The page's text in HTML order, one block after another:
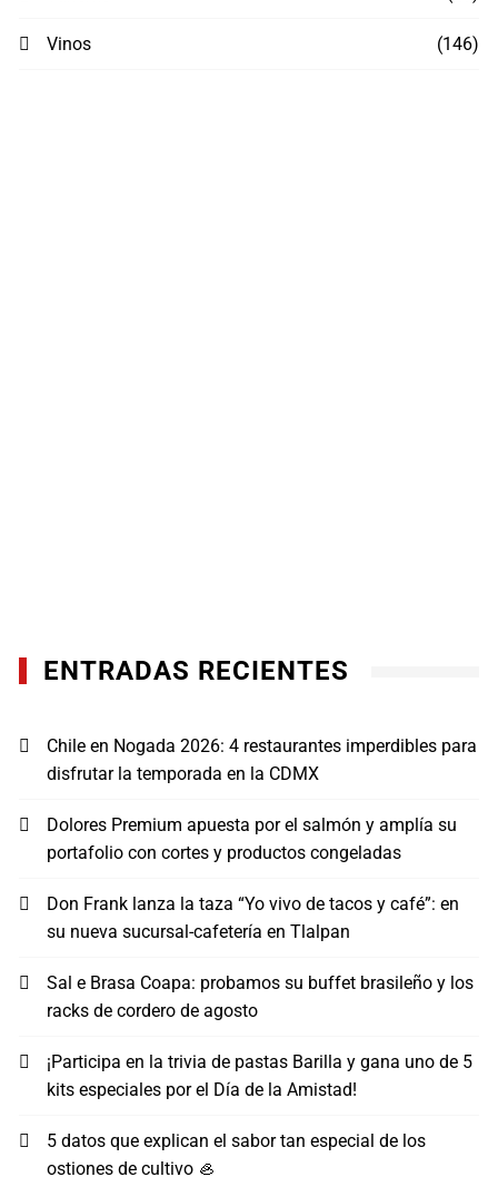
Vinos (146)
ENTRADAS RECIENTES
Chile en Nogada 2026: 4 restaurantes imperdibles para
disfrutar la temporada en la CDMX
Dolores Premium apuesta por el salmón y amplía su
portafolio con cortes y productos congeladas
Don Frank lanza la taza “Yo vivo de tacos y café”: en
su nueva sucursal-cafetería en Tlalpan
Sal e Brasa Coapa: probamos su buffet brasileño y los
racks de cordero de agosto
¡Participa en la trivia de pastas Barilla y gana uno de 5
kits especiales por el Día de la Amistad!
5 datos que explican el sabor tan especial de los
ostiones de cultivo 🦪